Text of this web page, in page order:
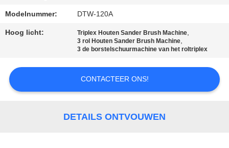
VERZOEK
OM EEN
SITEMAP
Modelnummer: DTW-120A
Hoog licht: Triplex Houten Sander Brush Machine,
3 rol Houten Sander Brush Machine,
3 de borstelschuurmachine van het roltriplex
CONTACTEER ONS!
DETAILS ONTVOUWEN